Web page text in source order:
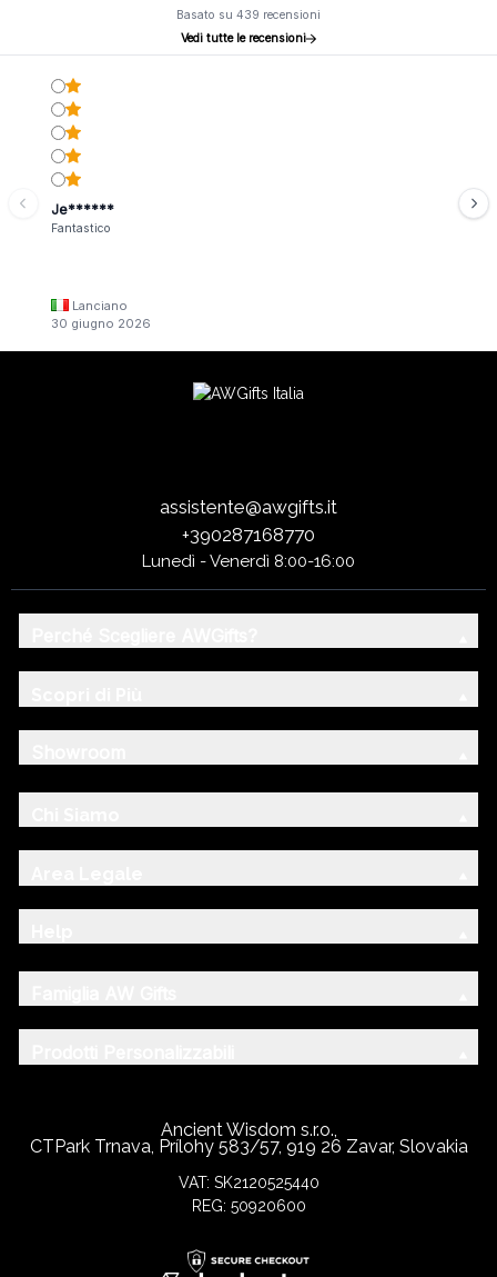
Basato su 439 recensioni
Vedi tutte le recensioni
Je******
Fantastico
Lanciano
30 giugno 2026
assistente@awgifts.it
+390287168770
Lunedì - Venerdì 8:00-16:00
Ancient Wisdom s.r.o.,
CTPark Trnava, Prílohy 583/57, 919 26 Zavar, Slovakia
VAT: SK2120525440
REG: 50920600